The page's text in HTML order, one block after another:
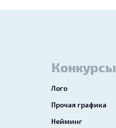
Конкурсы
Лого
Прочая графика
Нейминг